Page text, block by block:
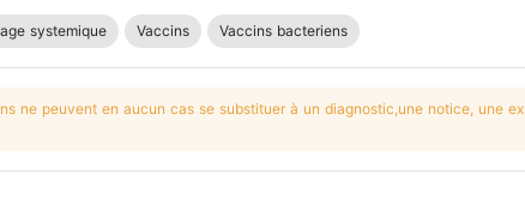
systemique Vaccins Vaccins bacteriens
ne peuvent en aucun cas se substituer à un diagnostic,une notice, une